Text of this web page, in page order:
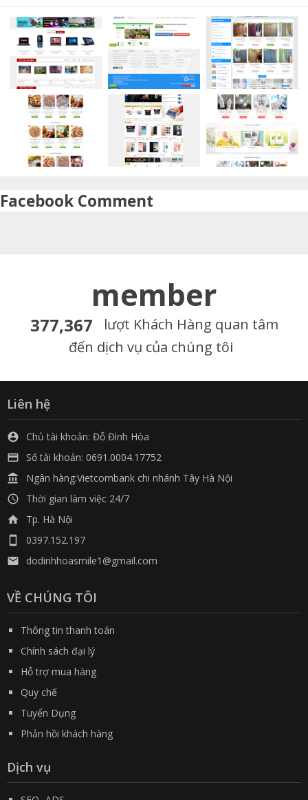
Facebook Comment
member
377,367
lượt Khách Hàng quan tâm
đến dịch vụ của chúng tôi
Liên hệ
 Chủ tài khoản: Đỗ Đình Hòa
 Số tài khoản: 0691.0004.17752
 Ngân hàng:Vietcombank chi nhánh Tây Hà Nội
 Thời gian làm việc 24/7
 Tp. Hà Nội
 0397.152.197
 dodinhhoasmile1@gmail.com
VỀ CHÚNG TÔI
Thông tin thanh toán
Chính sách đại lý
Hỗ trợ mua hàng
Quy chế
Tuyển Dụng
Phản hồi khách hàng
Dịch vụ